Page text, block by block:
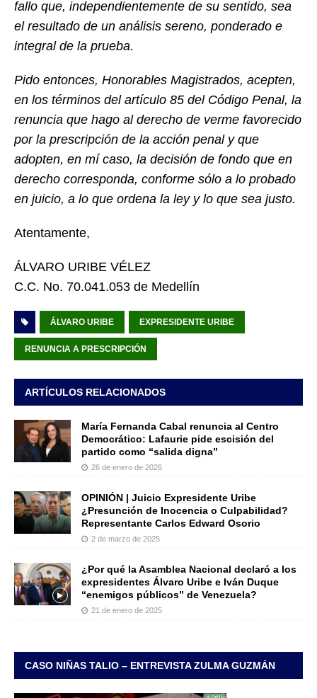
fallo que, independientemente de su sentido, sea
el resultado de un análisis sereno, ponderado e
integral de la prueba.
Pido entonces, Honorables Magistrados, acepten,
en los términos del artículo 85 del Código Penal, la
renuncia que hago al derecho de verme favorecido
por la prescripción de la acción penal y que
adopten, en mí caso, la decisión de fondo que en
derecho corresponda, conforme sólo a lo probado
en juicio, a lo que ordena la ley y lo que sea justo.
Atentamente,
ÁLVARO URIBE VÉLEZ
C.C. No. 70.041.053 de Medellín
ÁLVARO URIBE EXPRESIDENTE URIBE
RENUNCIA A PRESCRIPCIÓN
ARTÍCULOS RELACIONADOS
María Fernanda Cabal renuncia al Centro
Democrático: Lafaurie pide escisión del
partido como “salida digna”
26 de enero de 2026
OPINIÓN | Juicio Expresidente Uribe
¿Presunción de Inocencia o Culpabilidad?
Representante Carlos Edward Osorio
2 de marzo de 2025
¿Por qué la Asamblea Nacional declaró a los
expresidentes Álvaro Uribe e Iván Duque
“enemigos públicos” de Venezuela?
21 de enero de 2025
CASO NIÑAS TALIO – ENTREVISTA ZULMA GUZMÁN